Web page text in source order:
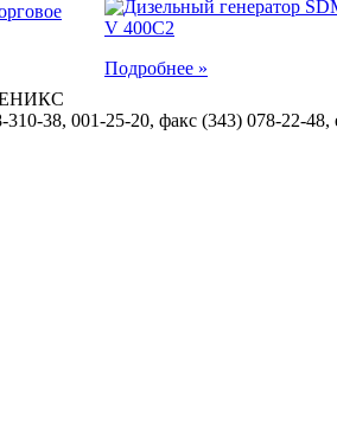
Подробнее »
310-38, 001-25-20, факс (343) 078-22-